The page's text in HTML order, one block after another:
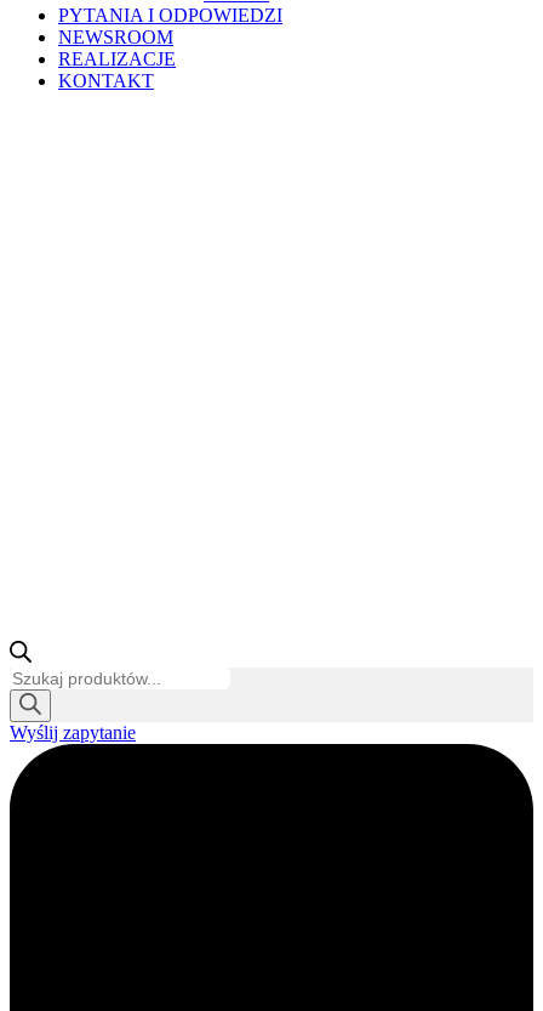
PYTANIA I ODPOWIEDZI
NEWSROOM
REALIZACJE
KONTAKT
Wyszukiwarka
produktów
Wyślij zapytanie